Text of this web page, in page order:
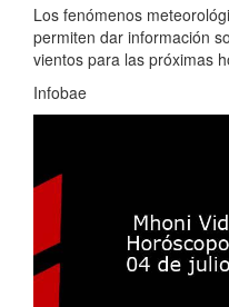
Los fenómenos
permiten dar información
vientos para las próximas
Infobae